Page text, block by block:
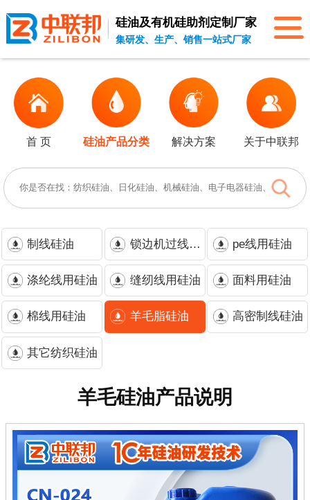
硅油及有机硅助剂 定制厂家
集研发、生产、销售一站式厂家
首 页 硅油产品分类 解决方案 关于中联邦
制线硅油 锁边机过线硅油 pe线用硅油
涤纶线用硅油 缝纫线用硅油 面料用硅油
棉线用硅油 羊毛脂硅油 高密制线硅油
其它纺织硅油
羊毛硅油产品说明